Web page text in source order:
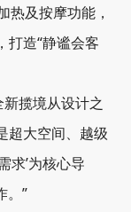
热及按摩功能，
打造“静谧会客
揽境从设计之
超大空间、越级
求’为核心导
。”